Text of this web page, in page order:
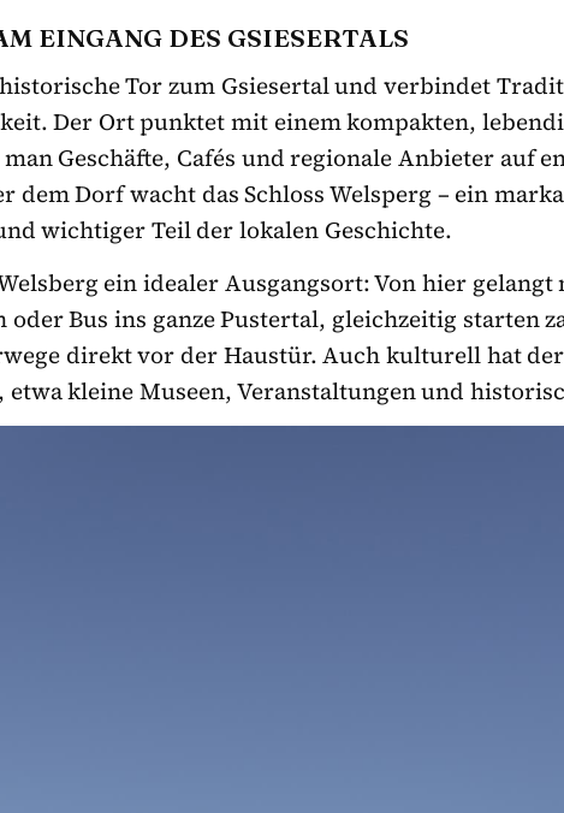
EINGANG DES GSIESERTALS
Tor zum Gsiesertal und verbindet
Der Ort punktet mit einem kompakten,
Geschäfte, Cafés und regionale Anbieter auf
dem Dorf wacht das Schloss Welsperg – ein
wichtiger Teil der lokalen Geschichte.
ein idealer Ausgangsort: Von hier gelangt
oder Bus ins ganze Pustertal, gleichzeitig starten
direkt vor der Haustür. Auch kulturell hat
etwa kleine Museen, Veranstaltungen und